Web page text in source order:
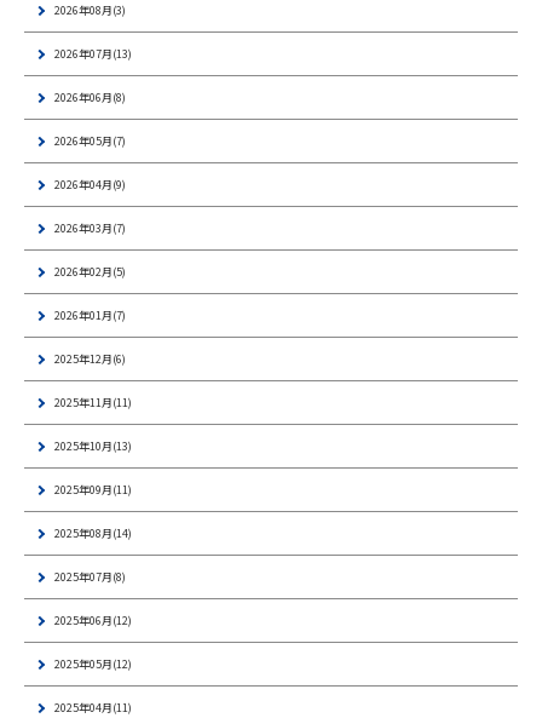
2026年08月(3)
2026年07月(13)
2026年06月(8)
2026年05月(7)
2026年04月(9)
2026年03月(7)
2026年02月(5)
2026年01月(7)
2025年12月(6)
2025年11月(11)
2025年10月(13)
2025年09月(11)
2025年08月(14)
2025年07月(8)
2025年06月(12)
2025年05月(12)
2025年04月(11)